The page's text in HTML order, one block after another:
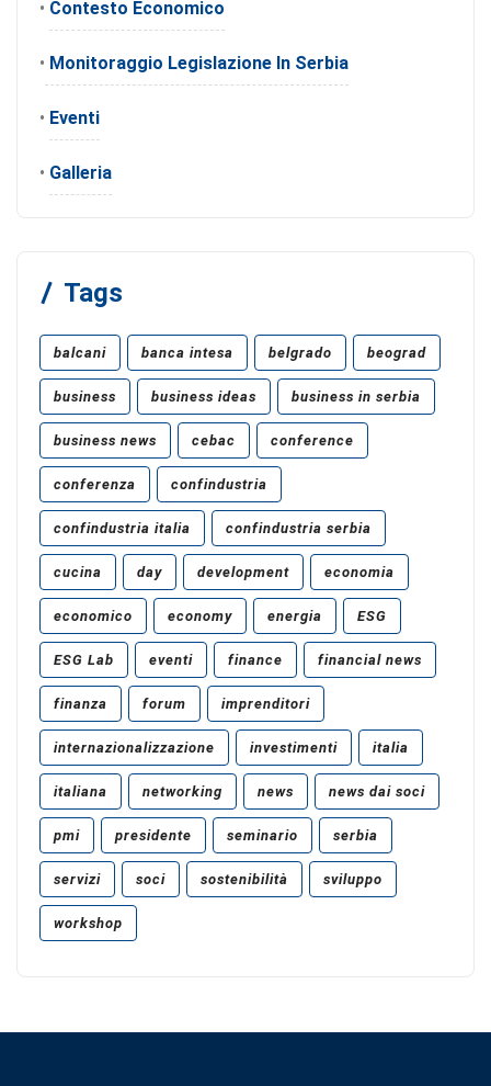
• Contesto Economico
• Monitoraggio Legislazione In Serbia
• Eventi
• Galleria
Tags
balcani banca intesa belgrado beograd
business business ideas business in serbia
business news cebac conference
conferenza confindustria
confindustria italia confindustria serbia
cucina day development economia
economico economy energia ESG
ESG Lab eventi finance financial news
finanza forum imprenditori
internazionalizzazione investimenti italia
italiana networking news news dai soci
pmi presidente seminario serbia
servizi soci sostenibilità sviluppo
workshop